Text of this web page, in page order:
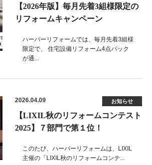
【2026年版】毎月先着3組様限定の
リフォームキャンペーン
ハーバーリフォームでは、毎月先着3組様
限定で、 住宅設備リフォーム4点パック
が通...
2026.04.09 お知らせ
【LIXIL秋のリフォームコンテスト
2025】７部門で第１位！
このたび、ハーバーリフォームは、LIXIL
主催の「LIXIL秋のリフォームコンテ...